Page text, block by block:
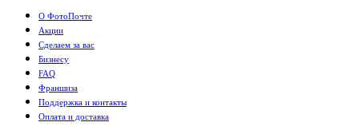
О ФотоПочте
Акции
Сделаем за вас
Бизнесу
FAQ
Франшиза
Поддержка и контакты
Оплата и доставка